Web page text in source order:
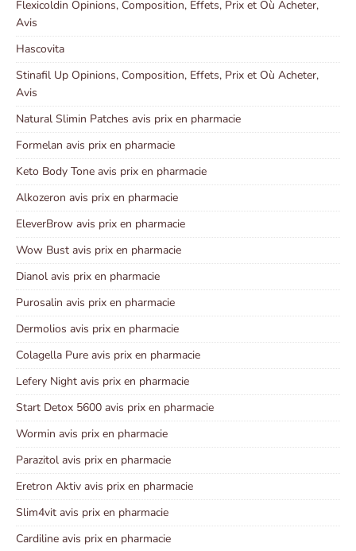
Flexicoldin Opinions, Composition, Effets, Prix et Où Acheter,
Avis
Hascovita
Stinafil Up Opinions, Composition, Effets, Prix et Où Acheter,
Avis
Natural Slimin Patches avis prix en pharmacie
Formelan avis prix en pharmacie
Keto Body Tone avis prix en pharmacie
Alkozeron avis prix en pharmacie
EleverBrow avis prix en pharmacie
Wow Bust avis prix en pharmacie
Dianol avis prix en pharmacie
Purosalin avis prix en pharmacie
Dermolios avis prix en pharmacie
Colagella Pure avis prix en pharmacie
Lefery Night avis prix en pharmacie
Start Detox 5600 avis prix en pharmacie
Wormin avis prix en pharmacie
Parazitol avis prix en pharmacie
Eretron Aktiv avis prix en pharmacie
Slim4vit avis prix en pharmacie
Cardiline avis prix en pharmacie